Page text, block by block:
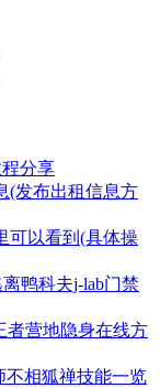
分享
(发布出租信息方
可以看到(具体操
鸭科夫j-lab门禁
者营地隐身在线方
不相狐禅技能一览